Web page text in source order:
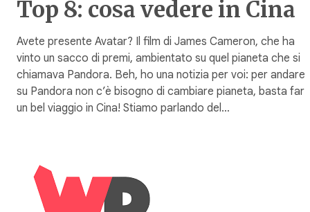
Top 8: cosa vedere in Cina
Avete presente Avatar? Il film di James Cameron, che ha
vinto un sacco di premi, ambientato su quel pianeta che si
chiamava Pandora. Beh, ho una notizia per voi: per andare
su Pandora non c’è bisogno di cambiare pianeta, basta fare
un bel viaggio in Cina! Stiamo parlando del…